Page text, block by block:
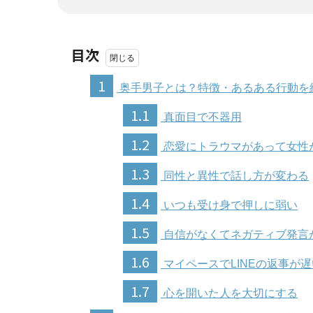
目次
1
奥手男子とは？特徴・あるある行動を
1.1 真面目で不器用
1.2 恋愛にトラウマがあって女性
1.3 同性と異性で話し方が変わる
1.4 いつも受け身で押しに弱い
1.5 自信がなくてネガティブ発言
1.6 マイペースでLINEの返事が遅
1.7 心を開いた人を大切にする